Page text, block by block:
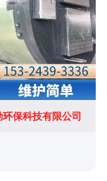
保科技有限公司